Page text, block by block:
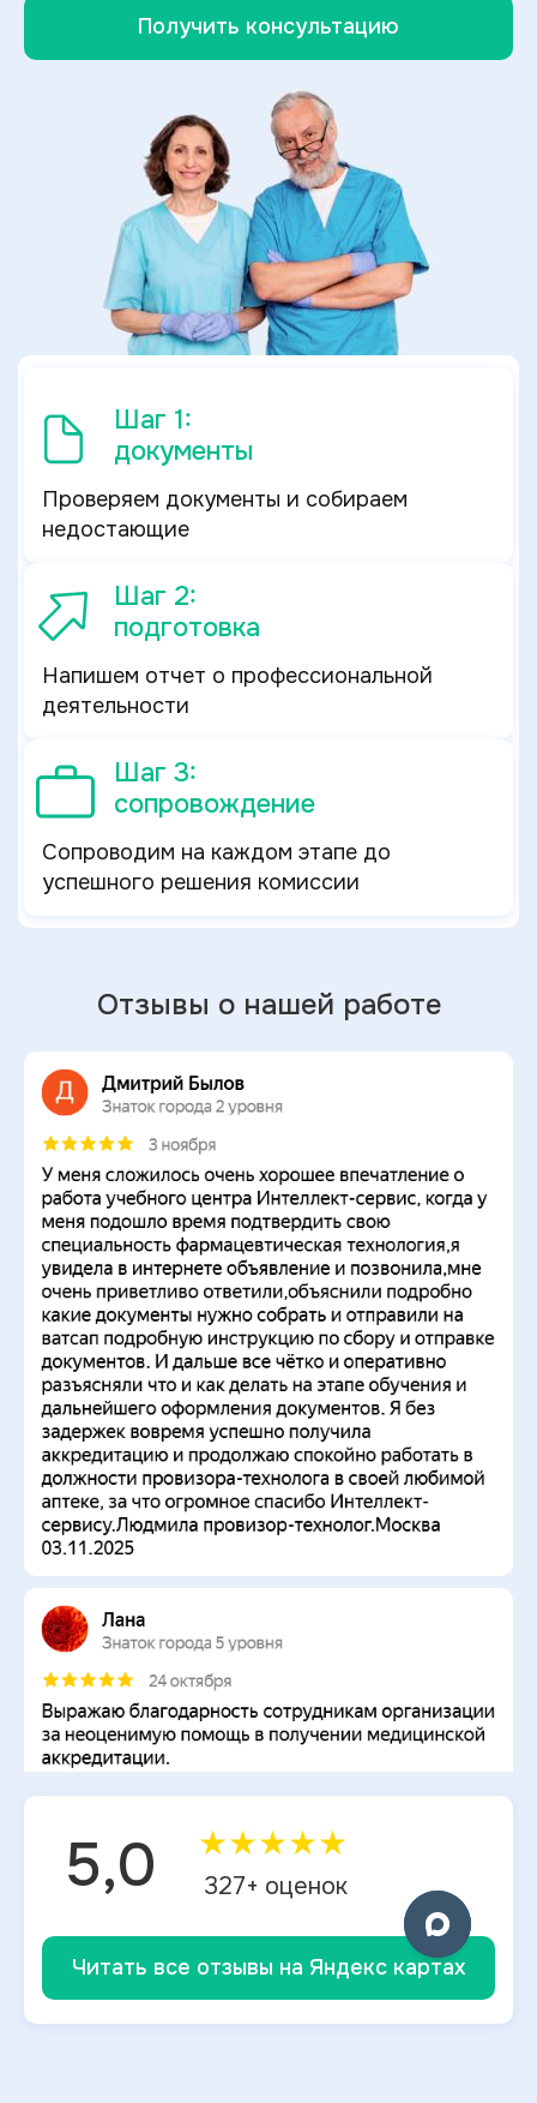
Получить консультацию
Шаг 1:
документы
Проверяем документы и собираем
недостающие
Шаг 2:
подготовка
Напишем отчет о профессиональной
деятельности
Шаг 3:
сопровождение
Сопроводим на каждом этапе до
успешного решения комиссии
Отзывы о нашей работе
5,0 ★★★★★
327+ оценок
Читать все отзывы на Яндекс картах